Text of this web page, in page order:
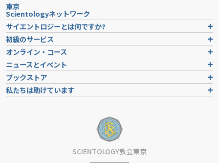
東京
Scientologyネットワーク
サイエントロジーとは何ですか?
初級のサービス
オンライン・コース
ニュースとイベント
ブックストア
私たちは助けています
SCIENTOLOGY教会東京